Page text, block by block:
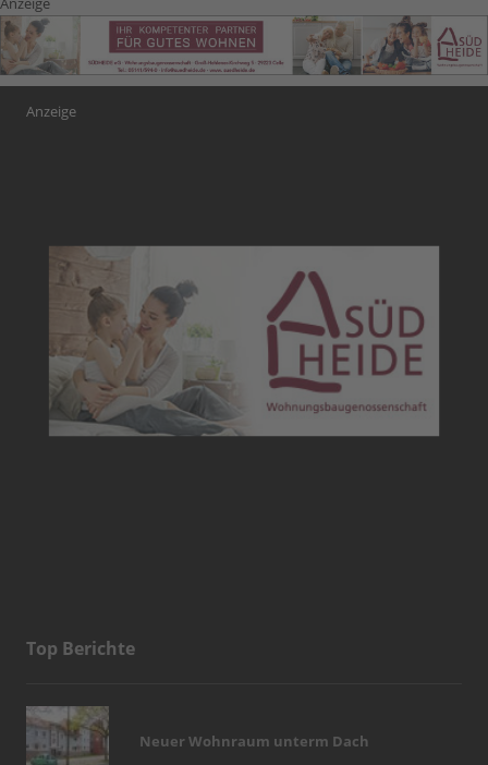
Anzeige
Top Berichte
Neuer Wohnraum unterm Dach